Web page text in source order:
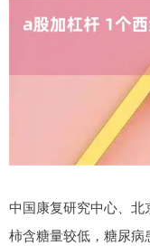
中国康复研究中心、
柿含糖量较低，糖尿病